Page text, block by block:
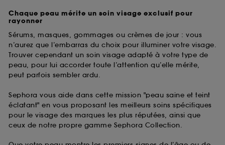
Chaque peau mérite un soin visage exclusif pour
rayonner
Sérums, masques, gommages ou crèmes de jour : vous
n’aurez que l’embarras du choix pour illuminer votre visage.
Trouver cependant un soin visage adapté à votre type de
peau, pour lui accorder toute l’attention qu’elle mérite,
peut parfois sembler ardu.
Sephora vous aide dans cette mission "peau saine et teint
éclatant" en vous proposant les meilleurs soins spécifiques
pour le visage des marques les plus réputées, ainsi que
ceux de notre propre gamme Sephora Collection.